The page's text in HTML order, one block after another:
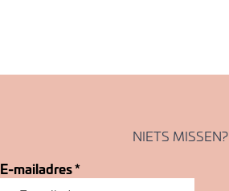
NIETS MISSEN?
E-mailadres*